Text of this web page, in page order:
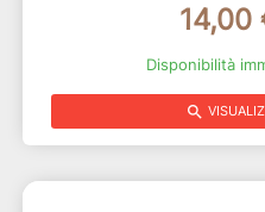
14,00
Disponibilità
search